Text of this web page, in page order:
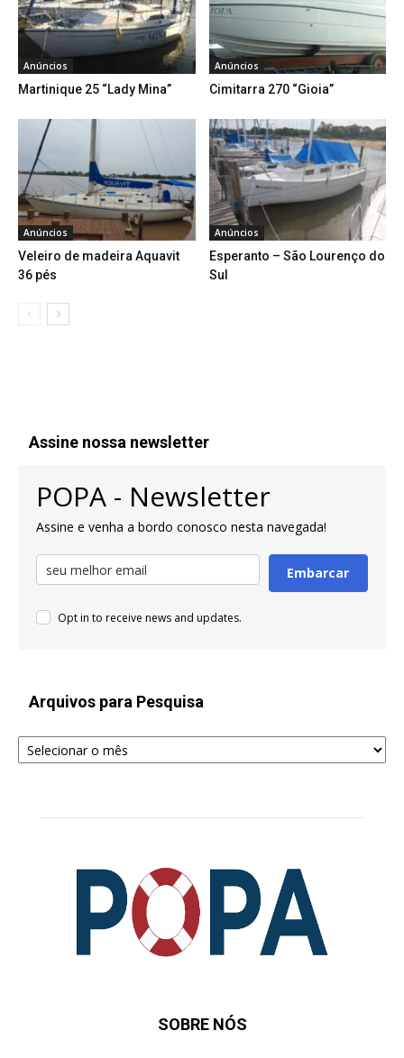
Anúncios
Martinique 25 “Lady Mina”
Anúncios
Cimitarra 270 “Gioia”
Anúncios
Veleiro de madeira Aquavit
36 pés
Anúncios
Esperanto – São Lourenço do
Sul
Assine nossa newsletter
POPA - Newsletter
Assine e venha a bordo conosco nesta navegada!
Embarcar
Opt in to receive news and updates.
Arquivos para Pesquisa
Arquivos
para
SOBRE NÓS